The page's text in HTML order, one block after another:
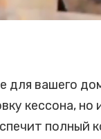
для вашего
кессона,
полный